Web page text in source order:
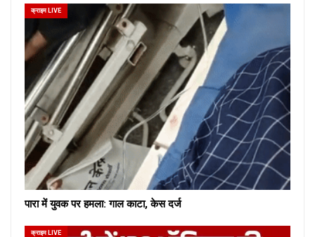
क्राइम LIVE
पारा में युवक पर हमला: गाल काटा, केस दर्ज
क्राइम LIVE